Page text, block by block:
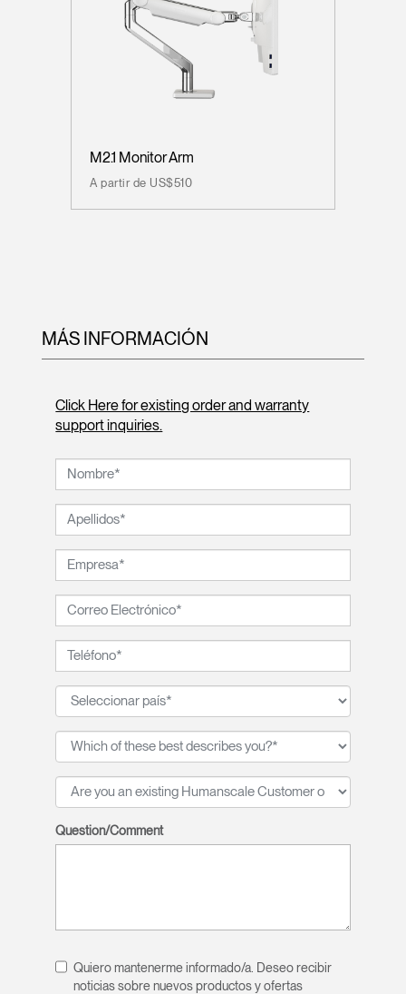
M2.1 Monitor Arm
A partir de US$510
MÁS INFORMACIÓN
Click Here for existing order and warranty
support inquiries.
Question/Comment
Quiero mantenerme informado/a. Deseo recibir
noticias sobre nuevos productos y ofertas